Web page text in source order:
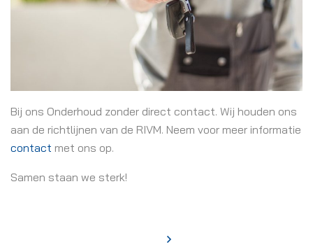
Bij ons Onderhoud zonder direct contact. Wij houden ons
aan de richtlijnen van de RIVM. Neem voor meer informatie
contact met ons op.
Samen staan we sterk!